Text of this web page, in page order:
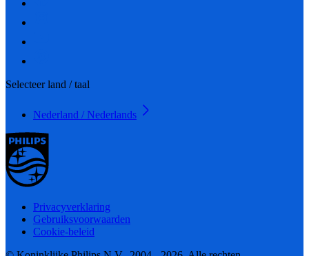
Selecteer land / taal
Nederland / Nederlands
Privacyverklaring
Gebruiksvoorwaarden
Cookie-beleid